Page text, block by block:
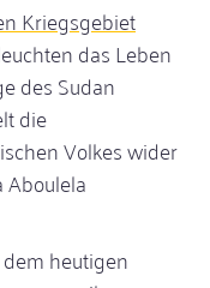
Kriegsgebiet
das Leben
des Sudan
die
Volkes wider
heutigen